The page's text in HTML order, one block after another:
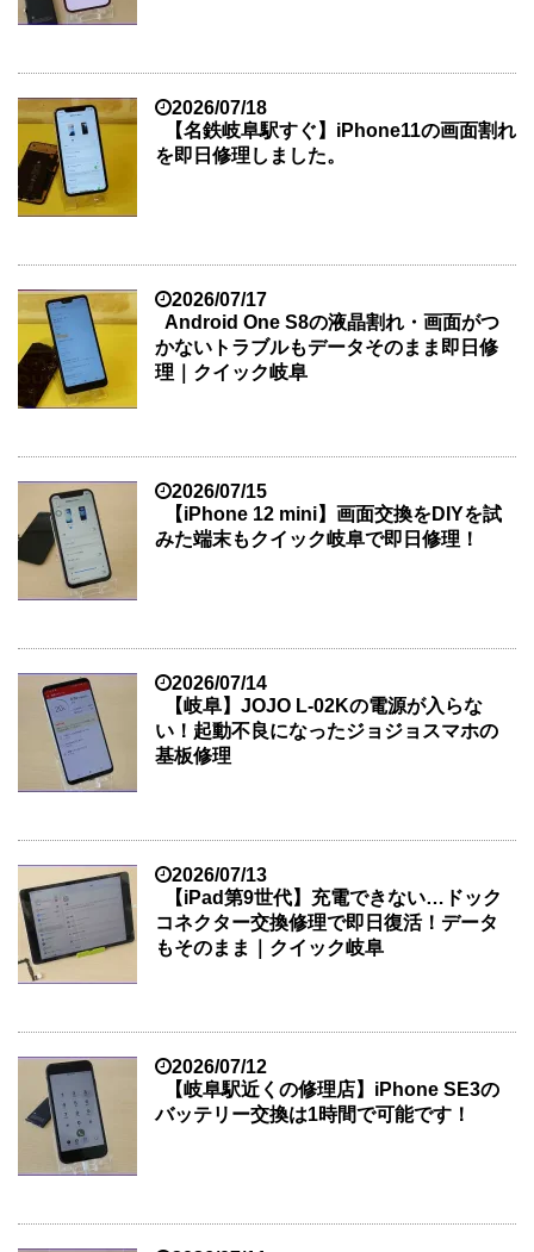
2026/07/18
【名鉄岐阜駅すぐ】iPhone11の画面割れ
を即日修理しました。
2026/07/17
Android One S8の液晶割れ・画面がつ
かないトラブルもデータそのまま即日修
理｜クイック岐阜
2026/07/15
【iPhone 12 mini】画面交換をDIYを試
みた端末もクイック岐阜で即日修理！
2026/07/14
【岐阜】JOJO L-02Kの電源が入らな
い！起動不良になったジョジョスマホの
基板修理
2026/07/13
【iPad第9世代】充電できない…ドック
コネクター交換修理で即日復活！データ
もそのまま｜クイック岐阜
2026/07/12
【岐阜駅近くの修理店】iPhone SE3の
バッテリー交換は1時間で可能です！